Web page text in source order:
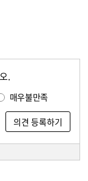
.
매우불만족